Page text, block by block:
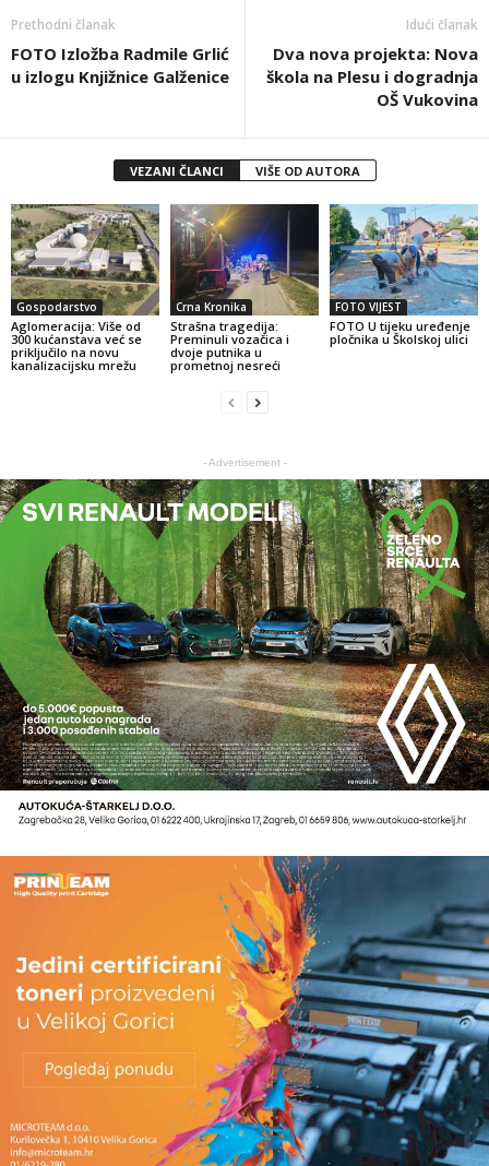
Prethodni članak
FOTO Izložba Radmile Grlić
u izlogu Knjižnice Galženice
Idući članak
Dva nova projekta: Nova
škola na Plesu i dogradnja
OŠ Vukovina
VEZANI ČLANCI VIŠE OD AUTORA
Gospodarstvo
Aglomeracija: Više od
300 kućanstava već se
priključilo na novu
kanalizacijsku mrežu
Crna Kronika
Strašna tragedija:
Preminuli vozačica i
dvoje putnika u
prometnoj nesreći
FOTO VIJEST
FOTO U tijeku uređenje
pločnika u Školskoj ulici
- Advertisement -